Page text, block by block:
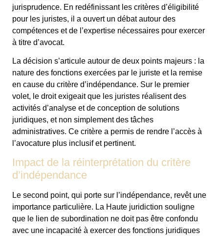
jurisprudence. En redéfinissant les critères d’éligibilité
pour les juristes, il a ouvert un débat autour des
compétences et de l’expertise nécessaires pour exercer
à titre d’avocat.
La décision s’articule autour de deux points majeurs : la
nature des fonctions exercées par le juriste et la remise
en cause du critère d’indépendance. Sur le premier
volet, le droit exigeait que les juristes réalisent des
activités d’analyse et de conception de solutions
juridiques, et non simplement des tâches
administratives. Ce critère a permis de rendre l’accès à
l’avocature plus inclusif et pertinent.
Impact de la réinterprétation du critère
d’indépendance
Le second point, qui porte sur l’indépendance, revêt une
importance particulière. La Haute juridiction souligne
que le lien de subordination ne doit pas être confondu
avec une incapacité à exercer des fonctions juridiques